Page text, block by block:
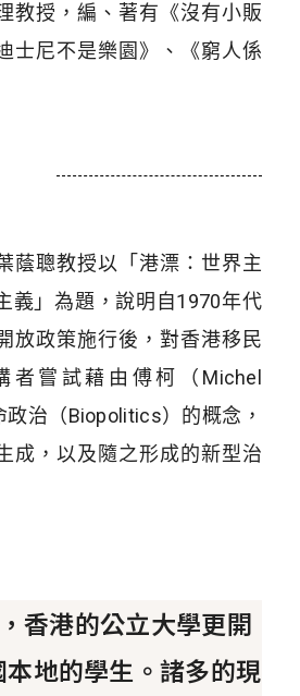
教授，編、著有《沒有小販
士尼不是樂園》、《窮人係
蔭聰教授以「港漂：世界主
義」為題，說明自1970年代
放政策施行後，對香港移民
者嘗試藉由傅柯（Michel
治（Biopolitics）的概念，
成，以及隨之形成的新型治
香港的公立大學更開
地的學生。諸多的現